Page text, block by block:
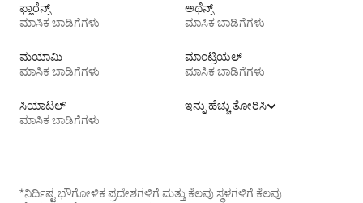
ಫ್ಲಾರೆನ್ಸ್
ಮಾಸಿಕ ಬಾಡಿಗೆಗಳು
ಅಥೆನ್ಸ್
ಮಾಸಿಕ ಬಾಡಿಗೆಗಳು
ಮಯಾಮಿ
ಮಾಸಿಕ ಬಾಡಿಗೆಗಳು
ಮಾಂಟ್ರಿಯಲ್
ಮಾಸಿಕ ಬಾಡಿಗೆಗಳು
ಸಿಯಾಟಲ್
ಮಾಸಿಕ ಬಾಡಿಗೆಗಳು
ಇನ್ನು ಹೆಚ್ಚು ತೋರಿಸಿ
*ನಿರ್ದಿಷ್ಟ ಭೌಗೋಳಿಕ ಪ್ರದೇಶಗಳಿಗೆ ಮತ್ತು ಕೆಲವು ಸ್ಥಳಗಳಿಗೆ ಕೆಲವು